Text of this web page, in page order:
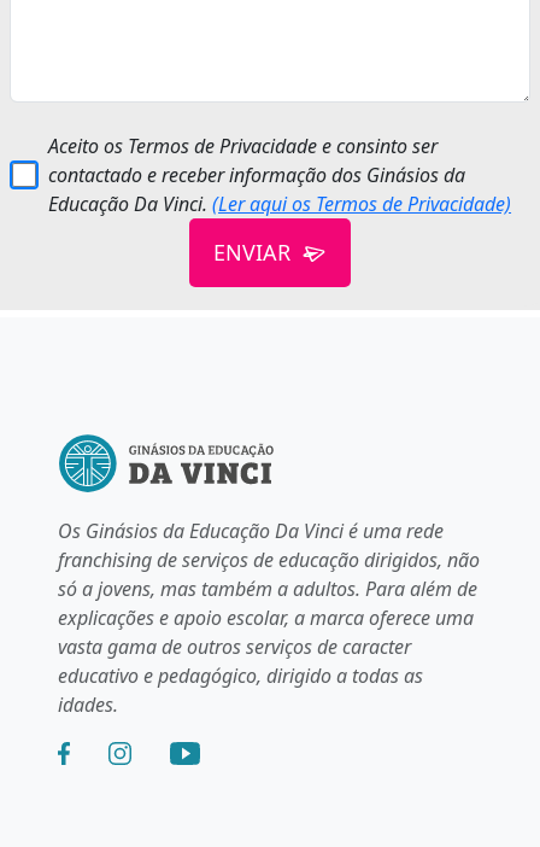
Aceito os Termos de Privacidade e consinto ser
contactado e receber informação dos Ginásios da
Educação Da Vinci.(Ler aqui os Termos de Privacidade)
ENVIAR
Os Ginásios da Educação Da Vinci é uma rede
franchising de serviços de educação dirigidos, não
só a jovens, mas também a adultos. Para além de
explicações e apoio escolar, a marca oferece uma
vasta gama de outros serviços de caracter
educativo e pedagógico, dirigido a todas as
idades.